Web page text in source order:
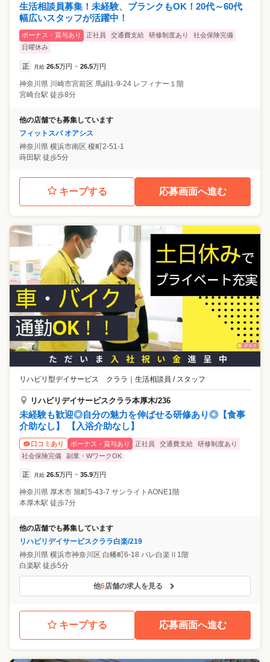
生活相談員募集！未経験、ブランクもOK！20代～60代
幅広いスタッフが活躍中！
ボーナス・賞与あり 正社員 交通費支給 研修制度あり
社会保険完備
日曜休み
正 月給 26.5万円 ~ 26.5万円
神奈川県 川崎市宮前区 馬絹1-9-24 レフィナー１階
宮崎台駅 徒歩8分
他の店舗でも募集しています
フィットスパ オアシス
神奈川県 横浜市南区 榎町2-51-1
蒔田駅 徒歩5分
キープする 応募画面へ進む
リハビリ型デイサービス クララ 生活相談員 / スタッフ
リハビリデイサービスクララ本厚木/236
未経験も歓迎◎自分の魅力を伸ばせる研修あり◎【食事
介助なし】 【入浴介助なし】
口コミあり ボーナス・賞与あり 正社員 交通費支給
研修制度あり
社会保険完備
副業・WワークOK
正 月給 26.5万円 ~ 35.9万円
神奈川県 厚木市 旭町5-43-7 サンライトAONE1階
本厚木駅 徒歩7分
他の店舗でも募集しています
リハビリデイサービスクララ白楽/219
神奈川県 横浜市神奈川区 白幡町6-18 パレ白楽Ⅱ1階
白楽駅 徒歩5分
他6店舗の求人を見る
キープする 応募画面へ進む